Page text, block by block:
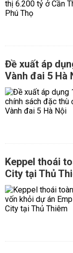
Đề xuất áp
Vành đai 5 Hà
Keppel thoái
City tại Thủ